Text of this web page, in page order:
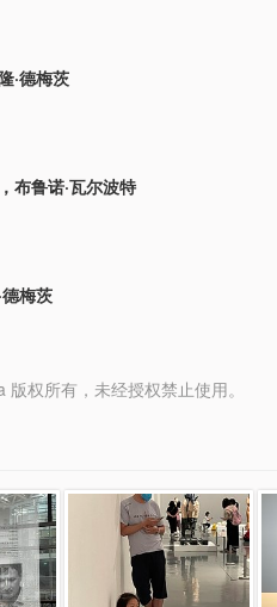
·德梅茨
布鲁诺·瓦尔波特
德梅茨
权所有，未经授权禁止使用。